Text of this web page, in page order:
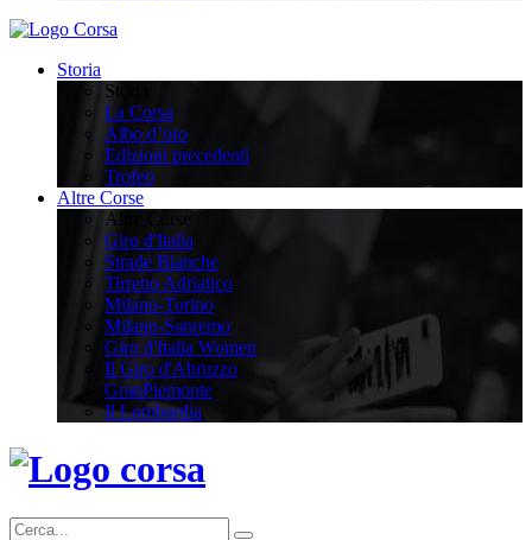
Storia
Storia
La Corsa
Albo d’oro
Edizioni precedenti
Trofeo
Altre Corse
Altre Corse
Giro d'Italia
Strade Bianche
Tirreno Adriatico
Milano-Torino
Milano-Sanremo
Giro d'Italia Women
Il Giro d'Abruzzo
GranPiemonte
Il Lombardia